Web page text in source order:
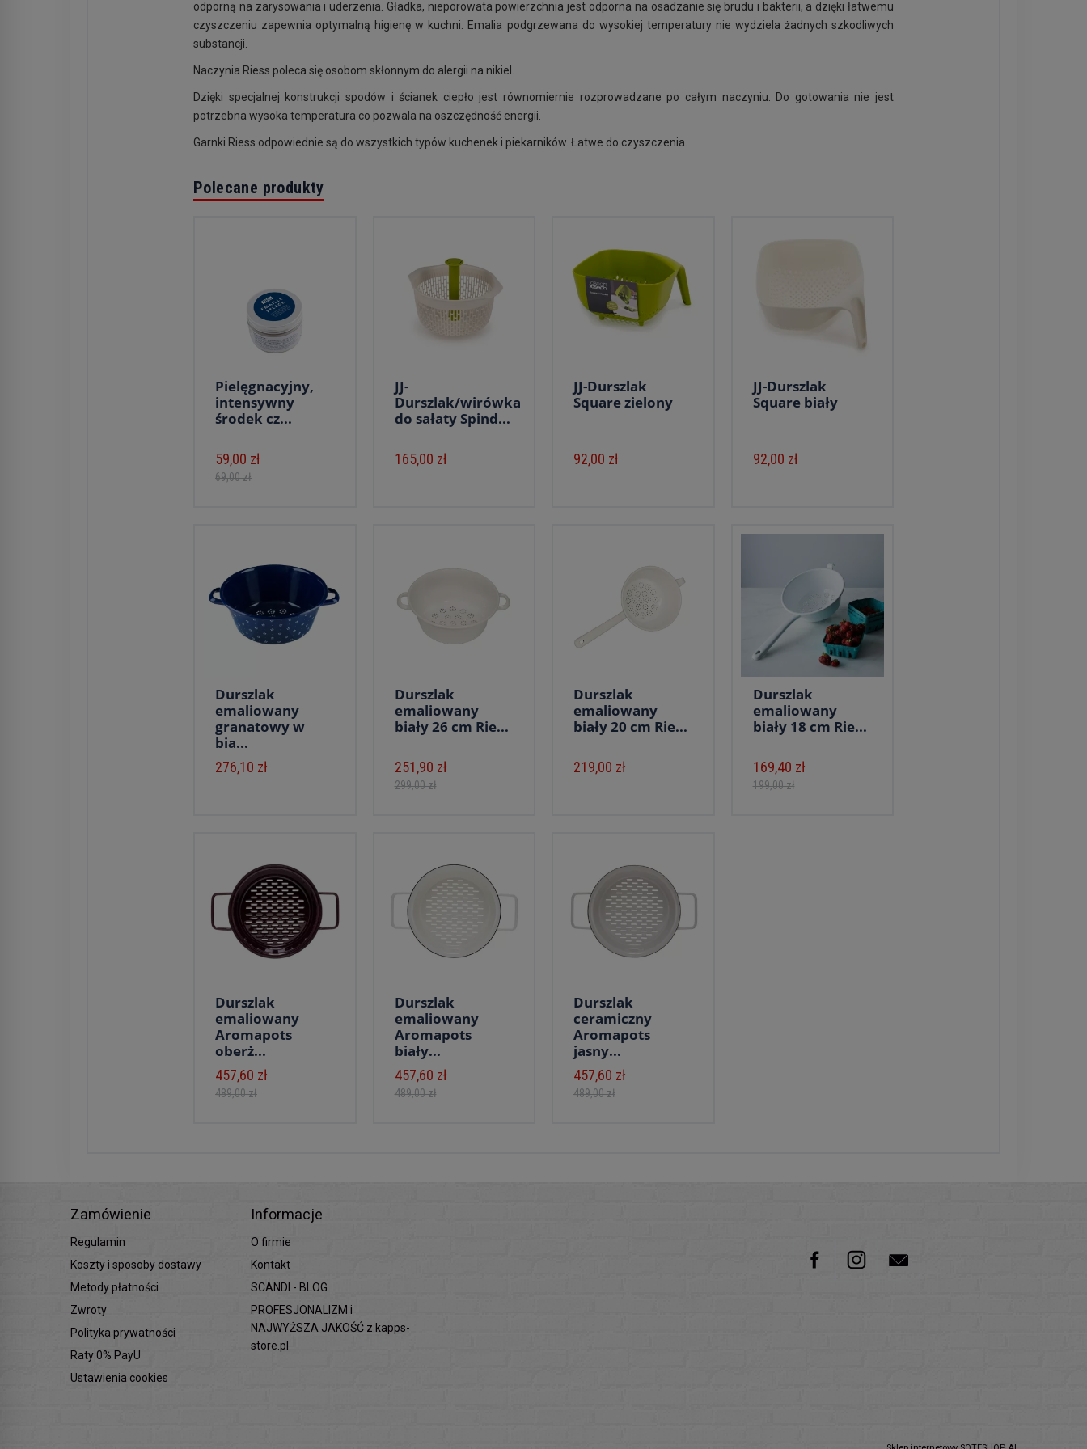
odporną na zarysowania i uderzenia. Gładka, nieporowata powierzchnia jest odporna na osadzanie się brudu i bakterii, a dzięki łatwemu
czyszczeniu zapewnia optymalną higienę w kuchni. Emalia podgrzewana do wysokiej temperatury nie wydziela żadnych szkodliwych
substancji.
Naczynia Riess poleca się osobom skłonnym do alergii na nikiel.
Dzięki specjalnej konstrukcji spodów i ścianek ciepło jest równomiernie rozprowadzane po całym naczyniu. Do gotowania nie jest
potrzebna wysoka temperatura co pozwala na oszczędność energii.
Garnki Riess odpowiednie są do wszystkich typów kuchenek i piekarników. Łatwe do czyszczenia.
Polecane produkty
Pielęgnacyjny,
intensywny
środek cz...
59,00 zł
69,00 zł
JJ-
Durszlak/wirówka
do sałaty Spind...
165,00 zł
JJ-Durszlak
Square zielony
92,00 zł
JJ-Durszlak
Square biały
92,00 zł
Durszlak
emaliowany
granatowy w
bia...
276,10 zł
Durszlak
emaliowany
biały 26 cm Rie...
251,90 zł
299,00 zł
Durszlak
emaliowany
biały 20 cm Rie...
219,00 zł
Durszlak
emaliowany
biały 18 cm Rie...
169,40 zł
199,00 zł
Durszlak
emaliowany
Aromapots
oberż...
457,60 zł
489,00 zł
Durszlak
emaliowany
Aromapots
biały...
457,60 zł
489,00 zł
Durszlak
ceramiczny
Aromapots
jasny...
457,60 zł
489,00 zł
Zamówienie
Regulamin
Koszty i sposoby dostawy
Metody płatności
Zwroty
Polityka prywatności
Raty 0% PayU
Ustawienia cookies
Informacje
O firmie
Kontakt
SCANDI - BLOG
PROFESJONALIZM i
NAJWYŻSZA JAKOŚĆ z kapps-
store.pl